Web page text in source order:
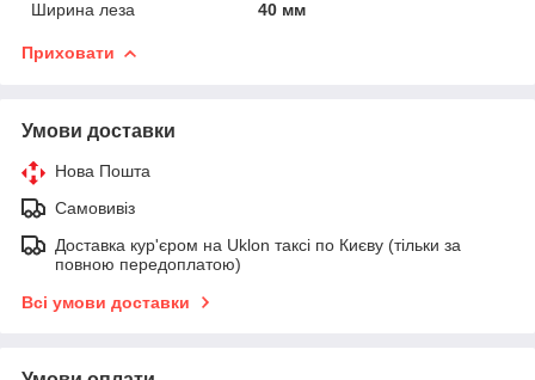
Ширина леза
40 мм
Приховати
Умови доставки
Нова Пошта
Самовивіз
Доставка кур'єром на Uklon таксі по Києву (тільки за
повною передоплатою)
Всі умови доставки